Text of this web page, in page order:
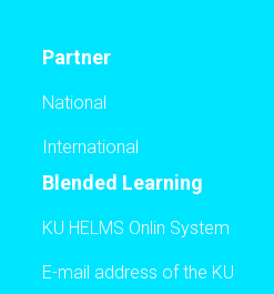
Partner
National
International
Blended Learning
KU HELMS Onlin System
E-mail address of the KU